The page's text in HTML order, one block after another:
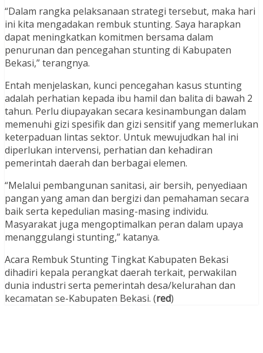
“Dalam rangka pelaksanaan strategi tersebut, maka hari
ini kita mengadakan rembuk stunting. Saya harapkan
dapat meningkatkan komitmen bersama dalam
penurunan dan pencegahan stunting di Kabupaten
Bekasi,” terangnya.
Entah menjelaskan, kunci pencegahan kasus stunting
adalah perhatian kepada ibu hamil dan balita di bawah 2
tahun. Perlu diupayakan secara kesinambungan dalam
memenuhi gizi spesifik dan gizi sensitif yang memerlukan
keterpaduan lintas sektor. Untuk mewujudkan hal ini
diperlukan intervensi, perhatian dan kehadiran
pemerintah daerah dan berbagai elemen.
“Melalui pembangunan sanitasi, air bersih, penyediaan
pangan yang aman dan bergizi dan pemahaman secara
baik serta kepedulian masing-masing individu.
Masyarakat juga mengoptimalkan peran dalam upaya
menanggulangi stunting,” katanya.
Acara Rembuk Stunting Tingkat Kabupaten Bekasi
dihadiri kepala perangkat daerah terkait, perwakilan
dunia industri serta pemerintah desa/kelurahan dan
kecamatan se-Kabupaten Bekasi. (red)